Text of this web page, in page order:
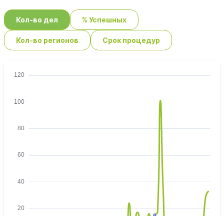
Кол-во дел % Успешных
Кол-во регионов Срок процедур